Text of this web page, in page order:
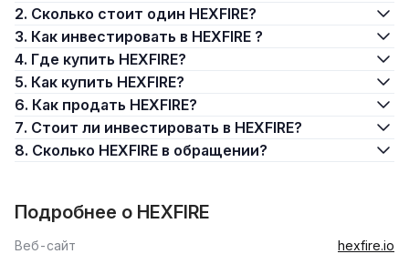
2. Сколько стоит один HEXFIRE?
3. Как инвестировать в HEXFIRE ?
4. Где купить HEXFIRE?
5. Как купить HEXFIRE?
6. Как продать HEXFIRE?
7. Стоит ли инвестировать в HEXFIRE?
8. Сколько HEXFIRE в обращении?
Подробнее о HEXFIRE
Веб-сайт
hexfire.io